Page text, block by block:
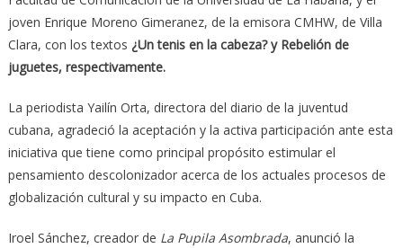
joven Enrique Moreno Gimeranez, de la emisora CMHW, de Villa
Clara, con los textos ¿Un tenis en la cabeza?y Rebelión de
juguetes, respectivamente.
La periodista Yailín Orta, directora del diario de la juventud
cubana, agradeció la aceptación y la activa participación ante esta
iniciativa que tiene como principal propósito estimular el
pensamiento descolonizador acerca de los actuales procesos de
globalización cultural y su impacto en Cuba.
Iroel Sánchez, creador de La Pupila Asombrada, anunció la